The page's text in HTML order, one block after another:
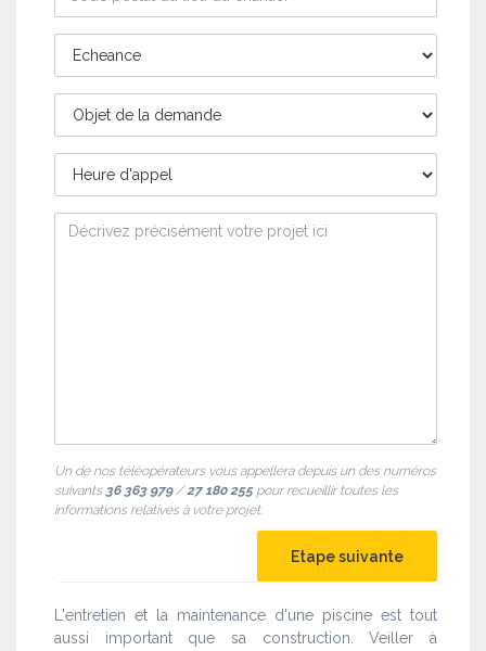
Un de nos téléopérateurs vous appellera depuis un des numéros
suivants 36 363 979/27 180 255pour recueillir toutes les
informations relatives à votre projet.
L'entretien et la maintenance d'une piscine est tout
aussi important que sa construction. Veiller à